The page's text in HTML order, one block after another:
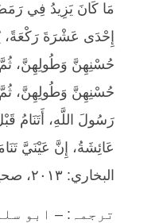
مَا كَانَ يَزِيدُ فِي
إِحْدَى عَشْرَةَ رَكْعَةً،
حُسْنِهِنَّ وَطُولِهِنَّ،
حُسْنِهِنَّ وَطُولِهِنَّ، ثُمَّ
رَسُولَ اللَّهِ، أَتَنَامُ
عَائِشَةُ، إِنَّ عَيْنَيَّ
البخاري: ٢٠١٣، صحيح مسلم: ٧٣٨]
ترجمہ: – ابو